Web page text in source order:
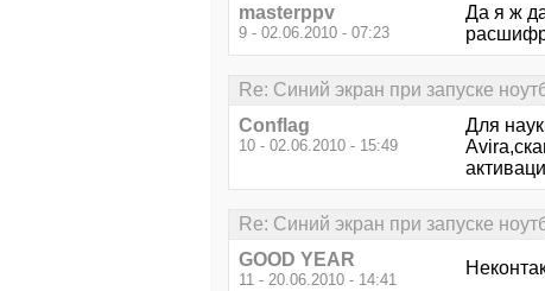
masterppv
9 - 02.06.2010 - 07:23
Да я ж
Re: Синий экран при запуске
Conflag
10 - 02.06.2010 - 15:49
Для
Re: Синий экран при запуске
GOOD YEAR
11 - 20.06.2010 - 14:41